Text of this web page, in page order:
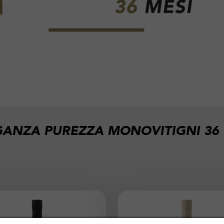
PUREZZA MONOVITIGNI 36